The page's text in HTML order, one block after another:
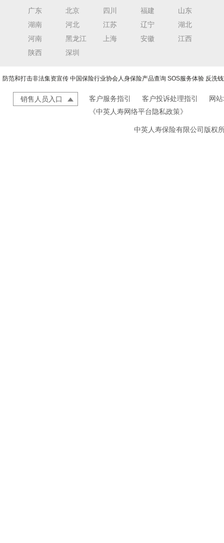
广东 北京 四川 福建
山东
湖南
河北 江苏 辽宁
湖北
河南
黑龙江 上海 安徽
江西
陕西
深圳
防范和打击非法集资宣传 中国保险行业协会人身保险产品查询 SOS服务体验 反洗
销售人员入口 客户服务指引 客户投诉处理指引
网
《中英人寿网络平台隐私政策》
中英人寿保险有限公司版权